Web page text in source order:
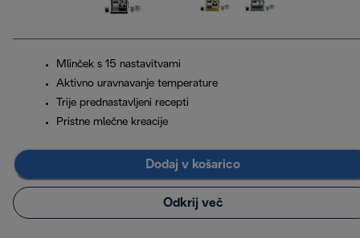
Mlinček s 15 nastavitvami
Aktivno uravnavanje temperature
Trije prednastavljeni recepti
Pristne mlečne kreacije
Dodaj v košarico
Odkrij več